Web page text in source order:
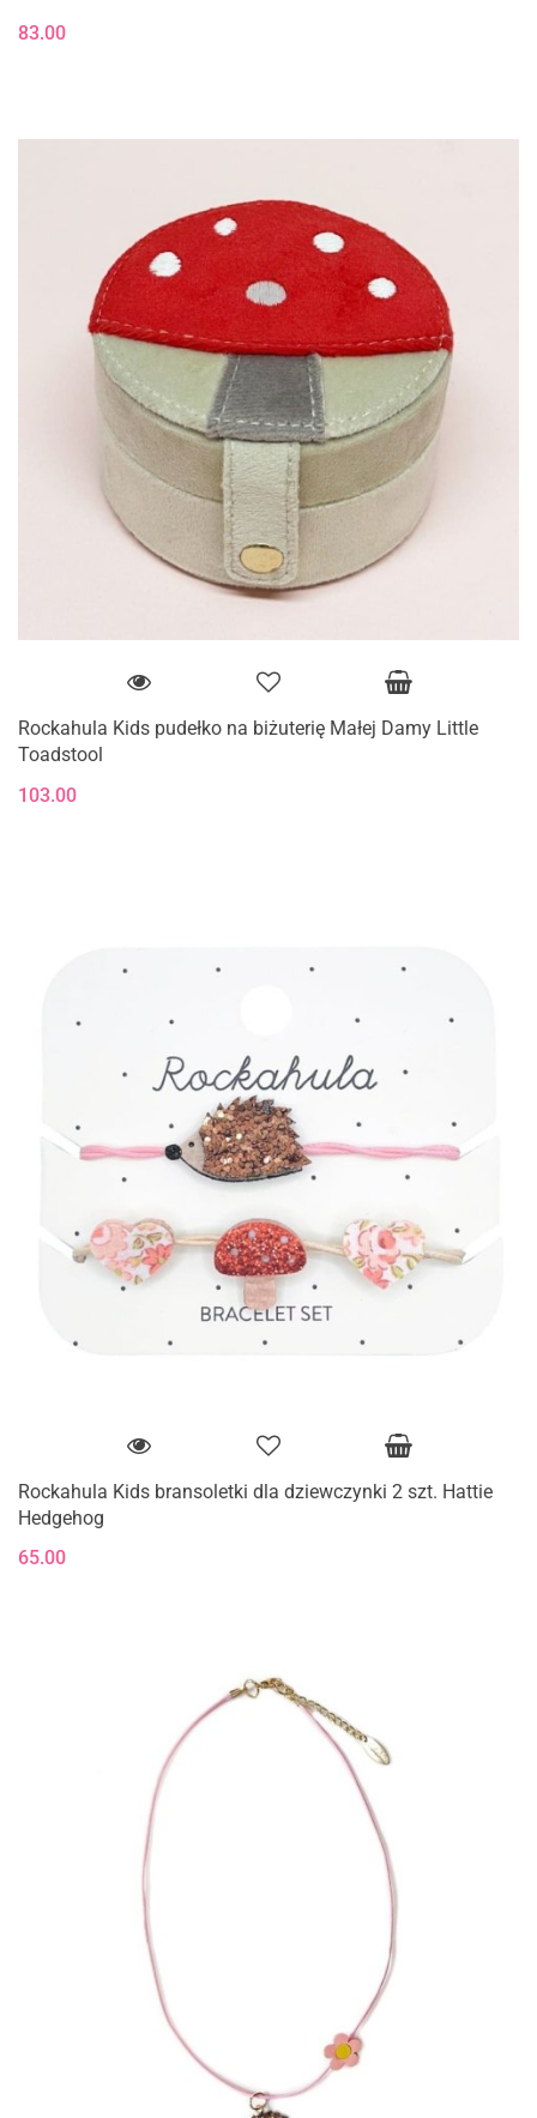
83.00
Rockahula Kids pudełko na biżuterię Małej Damy Little
Toadstool
103.00
Rockahula Kids bransoletki dla dziewczynki 2 szt. Hattie
Hedgehog
65.00